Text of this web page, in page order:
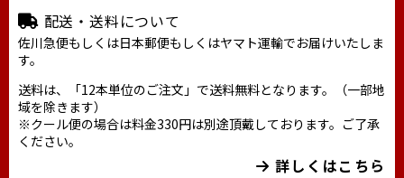
配送・送料について
佐川急便もしくは日本郵便もしくはヤマト運輸でお届けいたしま
す。
送料は、「12本単位のご注文」で送料無料となります。（一部地
域を除きます）
※クール便の場合は料金330円は別途頂戴しております。ご了承
ください。
詳しくはこちら